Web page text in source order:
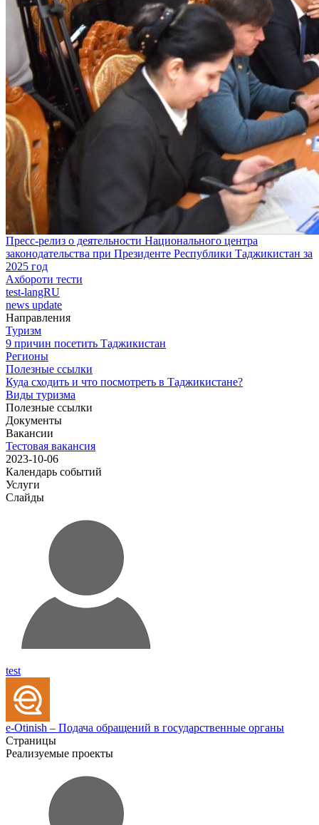
Пресс-релиз о деятельности Национального центра
законодательства при Президенте Республики Таджикистан за
2025 год
Ахбороти тести
test-langRU
news update
Направления
Туризм
9 причин посетить Таджикистан
Регионы
Полезные ссылки
Куда сходить и что посмотреть в Таджикистане?
Виды туризма
Полезные ссылки
Документы
Вакансии
Тестовая вакансия
2023-10-06
Календарь событий
Услуги
Слайды
test
e-Otinish – Подача обращений в государственные органы
Страницы
Реализуемые проекты